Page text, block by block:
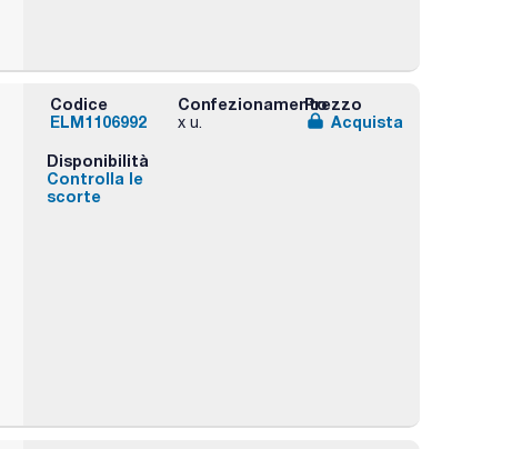
Codice
ELM1106992
Confezionamento
x u.
Prezzo
Acquista
Disponibilità
Controlla le
scorte